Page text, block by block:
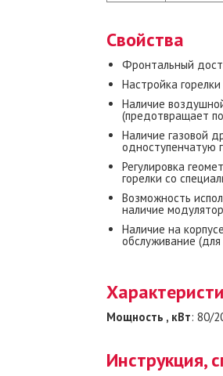
Свойства
Фронтальный
Настройка
Наличие
(предотвращает
Наличие газовой
одноступенчатую
Регулировка
горелки со
Возможность
наличие
Наличие на
обслуживание
Мощность , кВт: 80/
Инструкция,